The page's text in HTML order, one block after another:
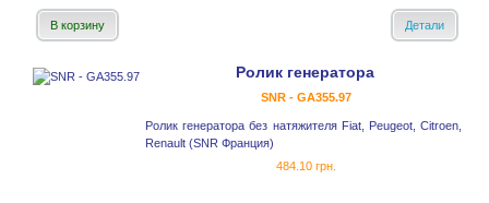
В корзину Детали
Ролик генератора
SNR - GA355.97
Ролик генератора без натяжителя Fiat, Peugeot, Citroen,
Renault (SNR Франция)
484.10 грн.